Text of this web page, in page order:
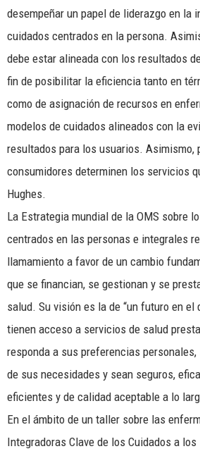
desempeñar un papel de liderazgo en la
cuidados centrados en la persona.
debe estar alineada con los resultados
fin de posibilitar la eficiencia tanto en
como de asignación de recursos en
modelos de cuidados alineados con la
resultados para los usuarios. Asimismo,
consumidores determinen los servicios
Hughes.
La Estrategia mundial de la OMS sobre
centrados en las personas e integrales
llamamiento a favor de un cambio
que se financian, se gestionan y se
salud. Su visión es la de “un futuro en el
tienen acceso a servicios de salud
responda a sus preferencias
de sus necesidades y sean seguros,
eficientes y de calidad aceptable a lo
En el ámbito de un taller sobre las
Integradoras Clave de los Cuidados a